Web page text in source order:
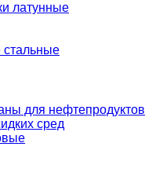
латунные
для нефтепродуктов
сред